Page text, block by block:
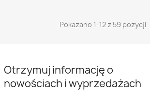
Pokazano 1-12 z 59 pozycji
Otrzymuj informację o
nowościach i wyprzedażach